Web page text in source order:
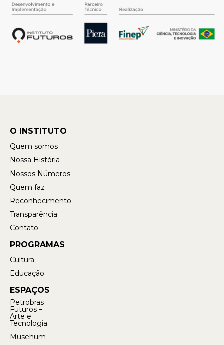
O INSTITUTO
Quem somos
Nossa História
Nossos Números
Quem faz
Reconhecimento
Transparência
Contato
PROGRAMAS
Cultura
Educação
ESPAÇOS
Petrobras
Futuros –
Arte e
Tecnologia
Musehum